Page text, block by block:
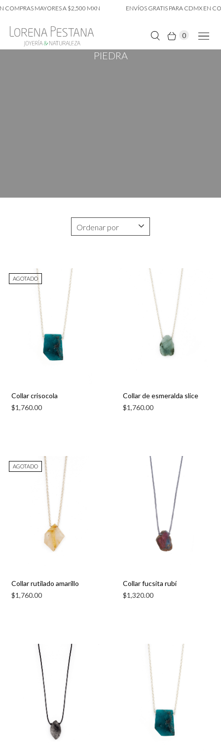
MAYORES A $2,500 MXN ENVÍOS GRATIS PARA CDMX EN
0
PIEDRA
AGOTADO
Collar crisocola
$1,760.00
Collar de esmeralda slice
$1,760.00
AGOTADO
Collar rutilado amarillo
$1,760.00
Collar fucsita rubí
$1,320.00